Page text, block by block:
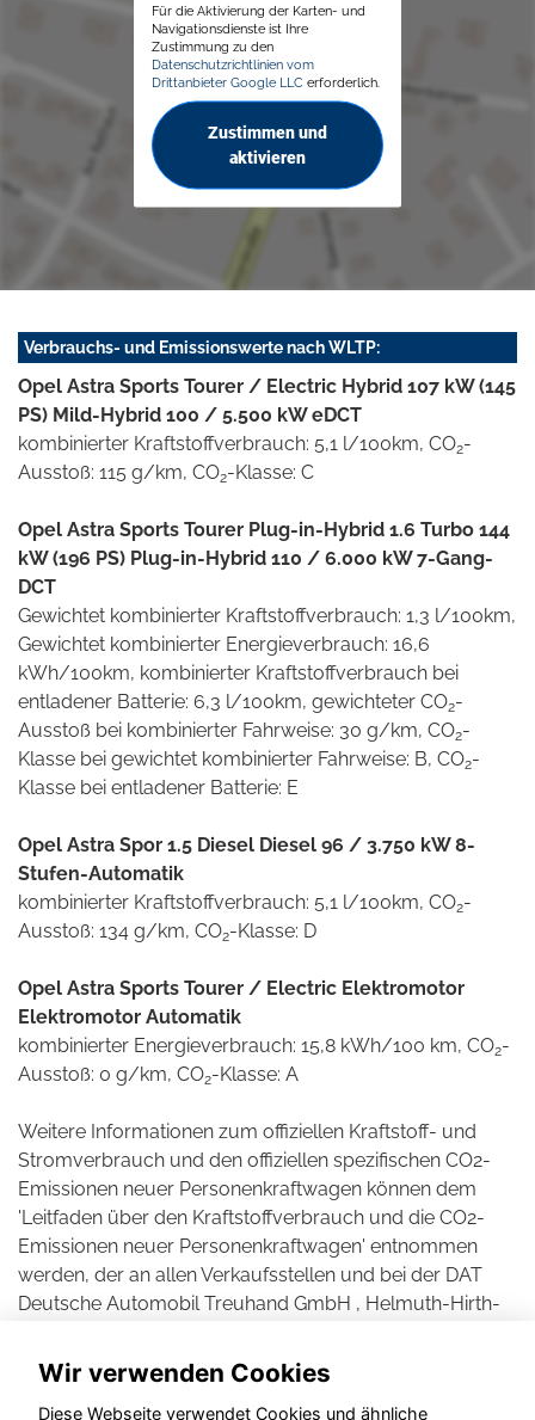
Für die Aktivierung der Karten- und
Navigationsdienste ist Ihre
Zustimmung zu den
Datenschutzrichtlinien vom
Drittanbieter Google LLC erforderlich.
Zustimmen und
aktivieren
Verbrauchs- und Emissionswerte nach WLTP:
Opel Astra Sports Tourer / Electric Hybrid 107 kW (145
PS) Mild-Hybrid 100 / 5.500 kW eDCT
kombinierter Kraftstoffverbrauch: 5,1 l/100km, CO2-
Ausstoß: 115 g/km, CO2-Klasse: C
Opel Astra Sports Tourer Plug-in-Hybrid 1.6 Turbo 144
kW (196 PS) Plug-in-Hybrid 110 / 6.000 kW 7-Gang-
DCT
Gewichtet kombinierter Kraftstoffverbrauch: 1,3 l/100km,
Gewichtet kombinierter Energieverbrauch: 16,6
kWh/100km, kombinierter Kraftstoffverbrauch bei
entladener Batterie: 6,3 l/100km, gewichteter CO2-
Ausstoß bei kombinierter Fahrweise: 30 g/km, CO2-
Klasse bei gewichtet kombinierter Fahrweise: B, CO2-
Klasse bei entladener Batterie: E
Opel Astra Spor 1.5 Diesel Diesel 96 / 3.750 kW 8-
Stufen-Automatik
kombinierter Kraftstoffverbrauch: 5,1 l/100km, CO2-
Ausstoß: 134 g/km, CO2-Klasse: D
Opel Astra Sports Tourer / Electric Elektromotor
Elektromotor Automatik
kombinierter Energieverbrauch: 15,8 kWh/100 km, CO2-
Ausstoß: 0 g/km, CO2-Klasse: A
Weitere Informationen zum offiziellen Kraftstoff- und
Stromverbrauch und den offiziellen spezifischen CO2-
Emissionen neuer Personenkraftwagen können dem
'Leitfaden über den Kraftstoffverbrauch und die CO2-
Emissionen neuer Personenkraftwagen' entnommen
werden, der an allen Verkaufsstellen und bei der DAT
Deutsche Automobil Treuhand GmbH , Helmuth-Hirth-
Wir verwenden Cookies
Diese Webseite verwendet Cookies und ähnliche